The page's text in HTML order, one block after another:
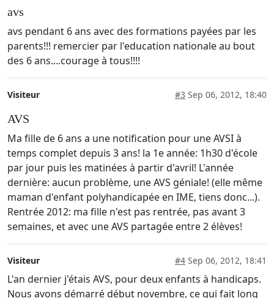
avs
avs pendant 6 ans avec des formations payées par les
parents!!! remercier par l'education nationale au bout
des 6 ans....courage à tous!!!!
Visiteur #3 Sep 06, 2012, 18:40
AVS
Ma fille de 6 ans a une notification pour une AVSI à
temps complet depuis 3 ans! la 1e année: 1h30 d'école
par jour puis les matinées à partir d'avril! L'année
dernière: aucun problème, une AVS géniale! (elle même
maman d'enfant polyhandicapée en IME, tiens donc...).
Rentrée 2012: ma fille n'est pas rentrée, pas avant 3
semaines, et avec une AVS partagée entre 2 élèves!
Visiteur #4 Sep 06, 2012, 18:41
L'an dernier j'étais AVS, pour deux enfants à handicaps.
Nous avons démarré début novembre, ce qui fait long